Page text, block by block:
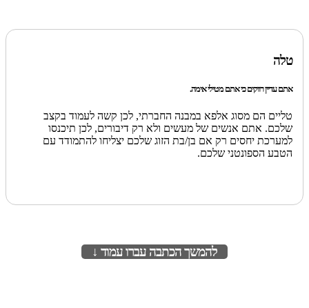
טלה
אתם עדיין רווקים כי אתם מטילי אימה.
טליים הם מסוג אלפא במבנה החברתי, לכן קשה לעמוד בקצב
שלכם. אתם אנשים של מעשים ולא רק דיבורים, לכן תיכנסו
למערכת יחסים רק אם בן/בת הזוג שלכם יצליחו להתמודד עם
הטבע הספונטני שלכם.
להמשך הכתבה עברו עמוד ↓